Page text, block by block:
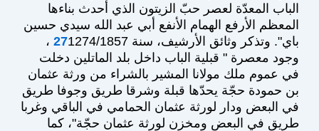
الباب المعدّة لعصر حبّ الزيتون الذي أحدث بناءها
المعظم الأرفع الهمام الأنفع أبي عبد الله سيدي حسين
باي". وتذكر وثائق الأرشيف، سنة
271274/1857 ،
وجود معصرة " قبلية الباب داخل بلد الماتلين دخلت
في عموم ملك مولانا المشير بالشراء من ورثة عثمان
بن حمودة حجّة يحدّها قبلة وشرقا طريق وجوفا طريق
في البعض ودار لورثة عثمان الحمامي في الباقي وغربا
طريق في البعض ومخزن لورثة عثمان حجّة"، كما